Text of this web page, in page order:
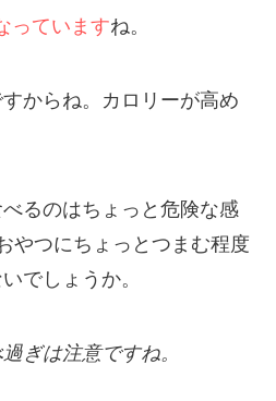
っていますね。
からね。カロリーが高め
るのはちょっと危険な感
やつにちょっとつまむ程度
でしょうか。
ぎは注意ですね。